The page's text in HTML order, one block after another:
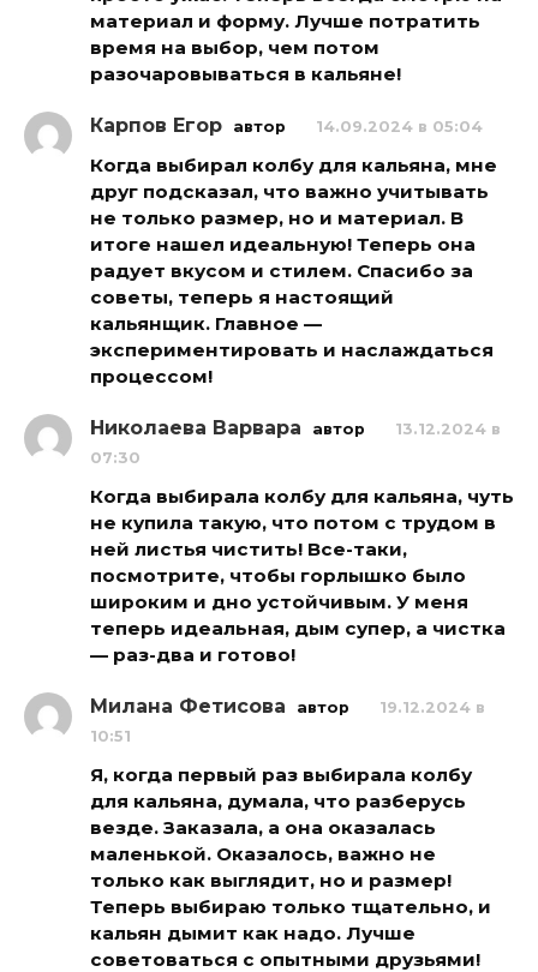
материал и форму. Лучше потратить
время на выбор, чем потом
разочаровываться в кальяне!
Карпов Егор автор 14.09.2024 в 05:04
Когда выбирал колбу для кальяна, мне
друг подсказал, что важно учитывать
не только размер, но и материал. В
итоге нашел идеальную! Теперь она
радует вкусом и стилем. Спасибо за
советы, теперь я настоящий
кальянщик. Главное —
экспериментировать и наслаждаться
процессом!
Николаева Варвара автор
13.12.2024 в
07:30
Когда выбирала колбу для кальяна, чуть
не купила такую, что потом с трудом в
ней листья чистить! Все-таки,
посмотрите, чтобы горлышко было
широким и дно устойчивым. У меня
теперь идеальная, дым супер, а чистка
— раз-два и готово!
Милана Фетисова автор
19.12.2024 в
10:51
Я, когда первый раз выбирала колбу
для кальяна, думала, что разберусь
везде. Заказала, а она оказалась
маленькой. Оказалось, важно не
только как выглядит, но и размер!
Теперь выбираю только тщательно, и
кальян дымит как надо. Лучше
советоваться с опытными друзьями!